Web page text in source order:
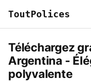
ToutPolices
Téléchargez
Argentina -
polyvalente